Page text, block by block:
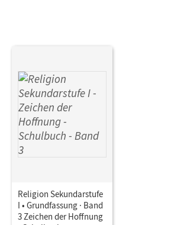
Religion Sekundarstufe
I • Grundfassung · Band
3 Zeichen der Hoffnung